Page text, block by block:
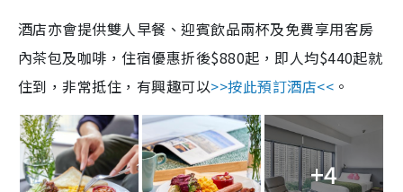
酒店亦會提供雙人早餐、迎賓飲品兩杯及免費享用客房
內茶包及咖啡，住宿優惠折後$880起，即人均$440起就
住到，非常抵住，有興趣可以>>按此預訂酒店<< 。
+4